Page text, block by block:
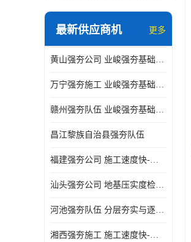
最新供应商机 更多
黄山强夯公司 业峻强夯基础工程
万宁强夯施工 业峻强夯基础工程
赣州强夯队伍 业峻强夯基础工程
昌江黎族自治县强夯队伍
福建强夯公司 施工速度快-施耐用性强
汕头强夯公司 地基压实度检测方法与标准
河池强夯队伍 分层夯实与逐层检测技术
湘西强夯施工 施工速度快-施耐用性强